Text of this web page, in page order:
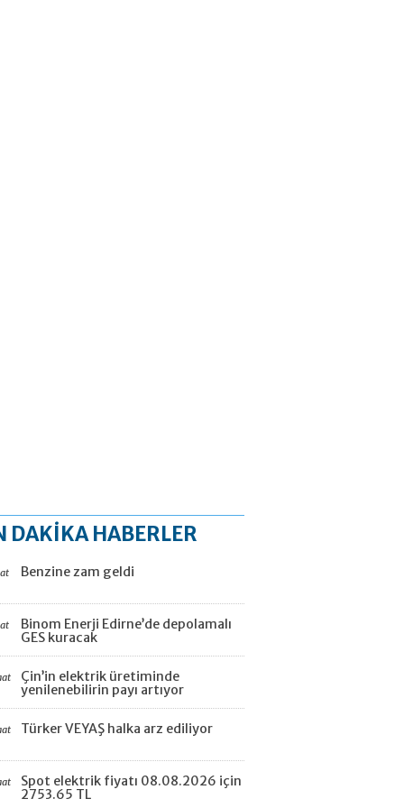
DAKİKA HABERLER
Benzine zam geldi
Binom Enerji Edirne’de depolamalı
GES kuracak
Çin’in elektrik üretiminde
yenilenebilirin payı artıyor
Türker VEYAŞ halka arz ediliyor
Spot elektrik fiyatı 08.08.2026 için
2753.65 TL